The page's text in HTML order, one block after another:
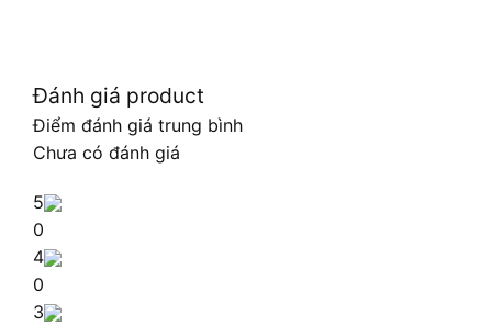
Đánh giá product
Điểm đánh giá trung bình
Chưa có đánh giá
5
0
4
0
3